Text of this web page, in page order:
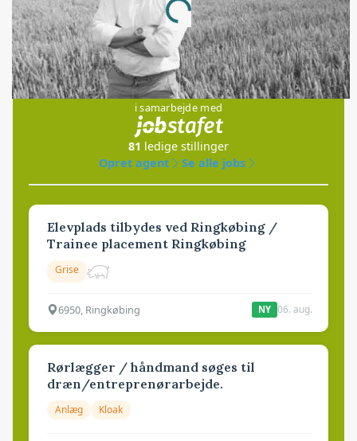
Loading...
Jobs
i samarbejde med
81 ledige stillinger
Opret agent
Se alle jobs
Elevplads tilbydes ved Ringkøbing /
Trainee placement Ringkøbing
Grise
6950, Ringkøbing NY 06. aug.
Rørlægger / håndmand søges til
dræn/entreprenørarbejde.
Anlæg Kloak